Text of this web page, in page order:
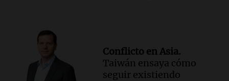
Conflicto en Asia.
Taiwán ensaya cómo
seguir existiendo